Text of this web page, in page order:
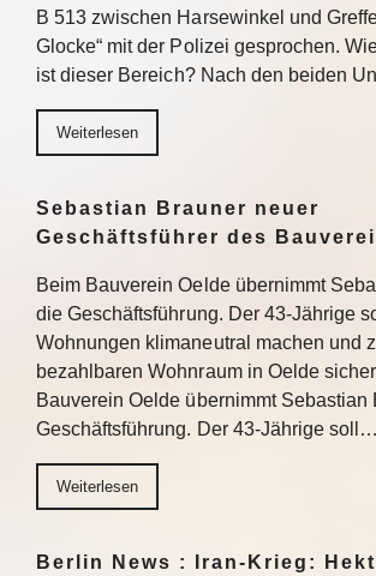
B 513 zwischen Harsewinkel und
Glocke“ mit der Polizei gesprochen.
ist dieser Bereich? Nach den beiden
Weiterlesen
Sebastian Brauner neuer
Geschäftsführer des
Beim Bauverein Oelde übernimmt
die Geschäftsführung. Der 43-Jährige
Wohnungen klimaneutral machen und
bezahlbaren Wohnraum in Oelde
Bauverein Oelde übernimmt Sebastian
Geschäftsführung. Der 43-Jährige soll…
Weiterlesen
Berlin News : Iran-Krieg: